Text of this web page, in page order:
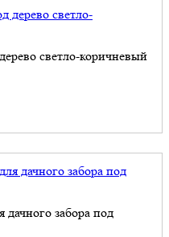
светло-коричневый
забора под